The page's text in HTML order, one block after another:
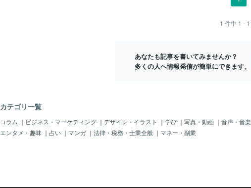
ゃ。まるで、「犯人が親の様に演技」し
てじゃ。（＾＾；中国では「大のオト
ナ」が無理やり「誘拐される」というの
は普通の風景じゃ。そう、「強引に数名
で、一人を拉致（らち）」なんて「毎日
1 件中 1 - 1
あなたも記事を書いてみませんか？
多くの人へ情報発信が簡単にできます。
カテゴリ一覧
コラム ｜ ビジネス・マーケティング ｜ デザイン・イラスト ｜ 学び ｜ 写真・動画 ｜ 音声・音楽
エンタメ・趣味 ｜ 占い ｜ マンガ ｜ 法律・税務・士業全般 ｜ マネー・副業